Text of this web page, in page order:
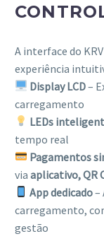
A interface do
experiência
Display LCD–
carregamento
LEDs
tempo real
Pagamentos
via aplicativo, QR
App dedicado–
carregamento,
gestão